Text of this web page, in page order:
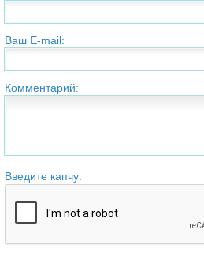
Ваш E-mail:
Комментарий:
Введите капчу: